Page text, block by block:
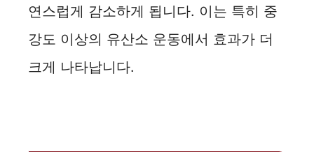
연스럽게 감소하게 됩니다. 이는 특히 중
강도 이상의 유산소 운동에서 효과가 더
크게 나타납니다.